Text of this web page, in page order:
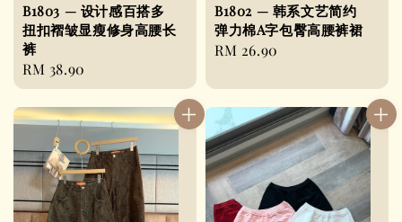
B1803 — 设计感百搭多
扭扣褶皱显瘦修身高腰长
裤
Regular
price
RM 38.90
B1802 — 韩系文艺简约
弹力棉A字包臀高腰裤裙
Regular
RM 26.90